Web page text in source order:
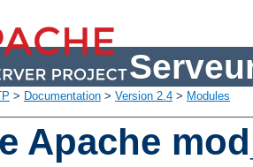
> Documentation > Version 2.4 > Modules
Apache